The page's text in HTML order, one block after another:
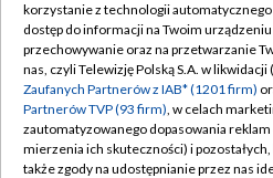
TVP
Abonament TVP
Emisja w TVP
Centrum informacji TVP
Naziemna Telewizja Cyfrowa
Polityka
Moje
Pomoc
korzystanie z technologii
dostęp do informacji na Twoim
przechowywanie oraz na przetwarzanie
nas, czyli Telewizję Polską S.A. w likwidacji
Zaufanych Partnerów z IAB* (1201 firm)
Partnerów TVP (93 firm), w celach
zautomatyzowanego dopasowania
mierzenia ich skuteczności) i
także zgody na udostępnianie przez nas